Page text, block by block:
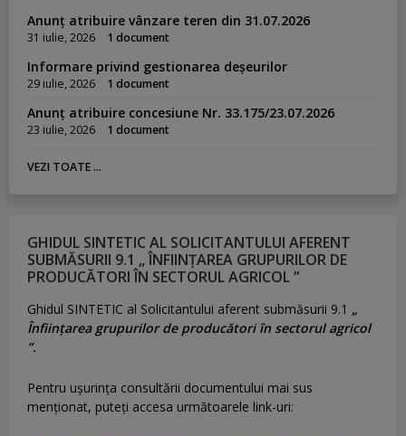
Anunț atribuire vânzare teren din 31.07.2026
31 iulie, 2026 1 document
Informare privind gestionarea deșeurilor
29 iulie, 2026 1 document
Anunț atribuire concesiune Nr. 33.175/23.07.2026
23 iulie, 2026 1 document
VEZI TOATE ...
GHIDUL SINTETIC AL SOLICITANTULUI AFERENT
SUBMĂSURII 9.1 „ ÎNFIINȚAREA GRUPURILOR DE
PRODUCĂTORI ÎN SECTORUL AGRICOL ”
Ghidul SINTETIC al Solicitantului aferent submăsurii 9.1 „
Înființarea grupurilor de producători în sectorul agricol
”.
Pentru uşurinţa consultării documentului mai sus
menţionat, puteţi accesa următoarele link-uri: